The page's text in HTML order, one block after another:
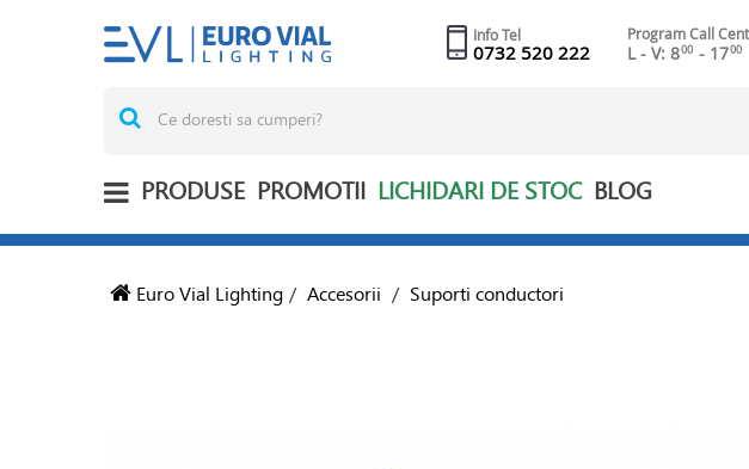
Info Tel
0732 520 222
Program Call
L - V: 800 - 1700
PRODUSE PROMOTII LICHIDARI DE STOC BLOG
Euro Vial Lighting / Accesorii / Suporti conductori